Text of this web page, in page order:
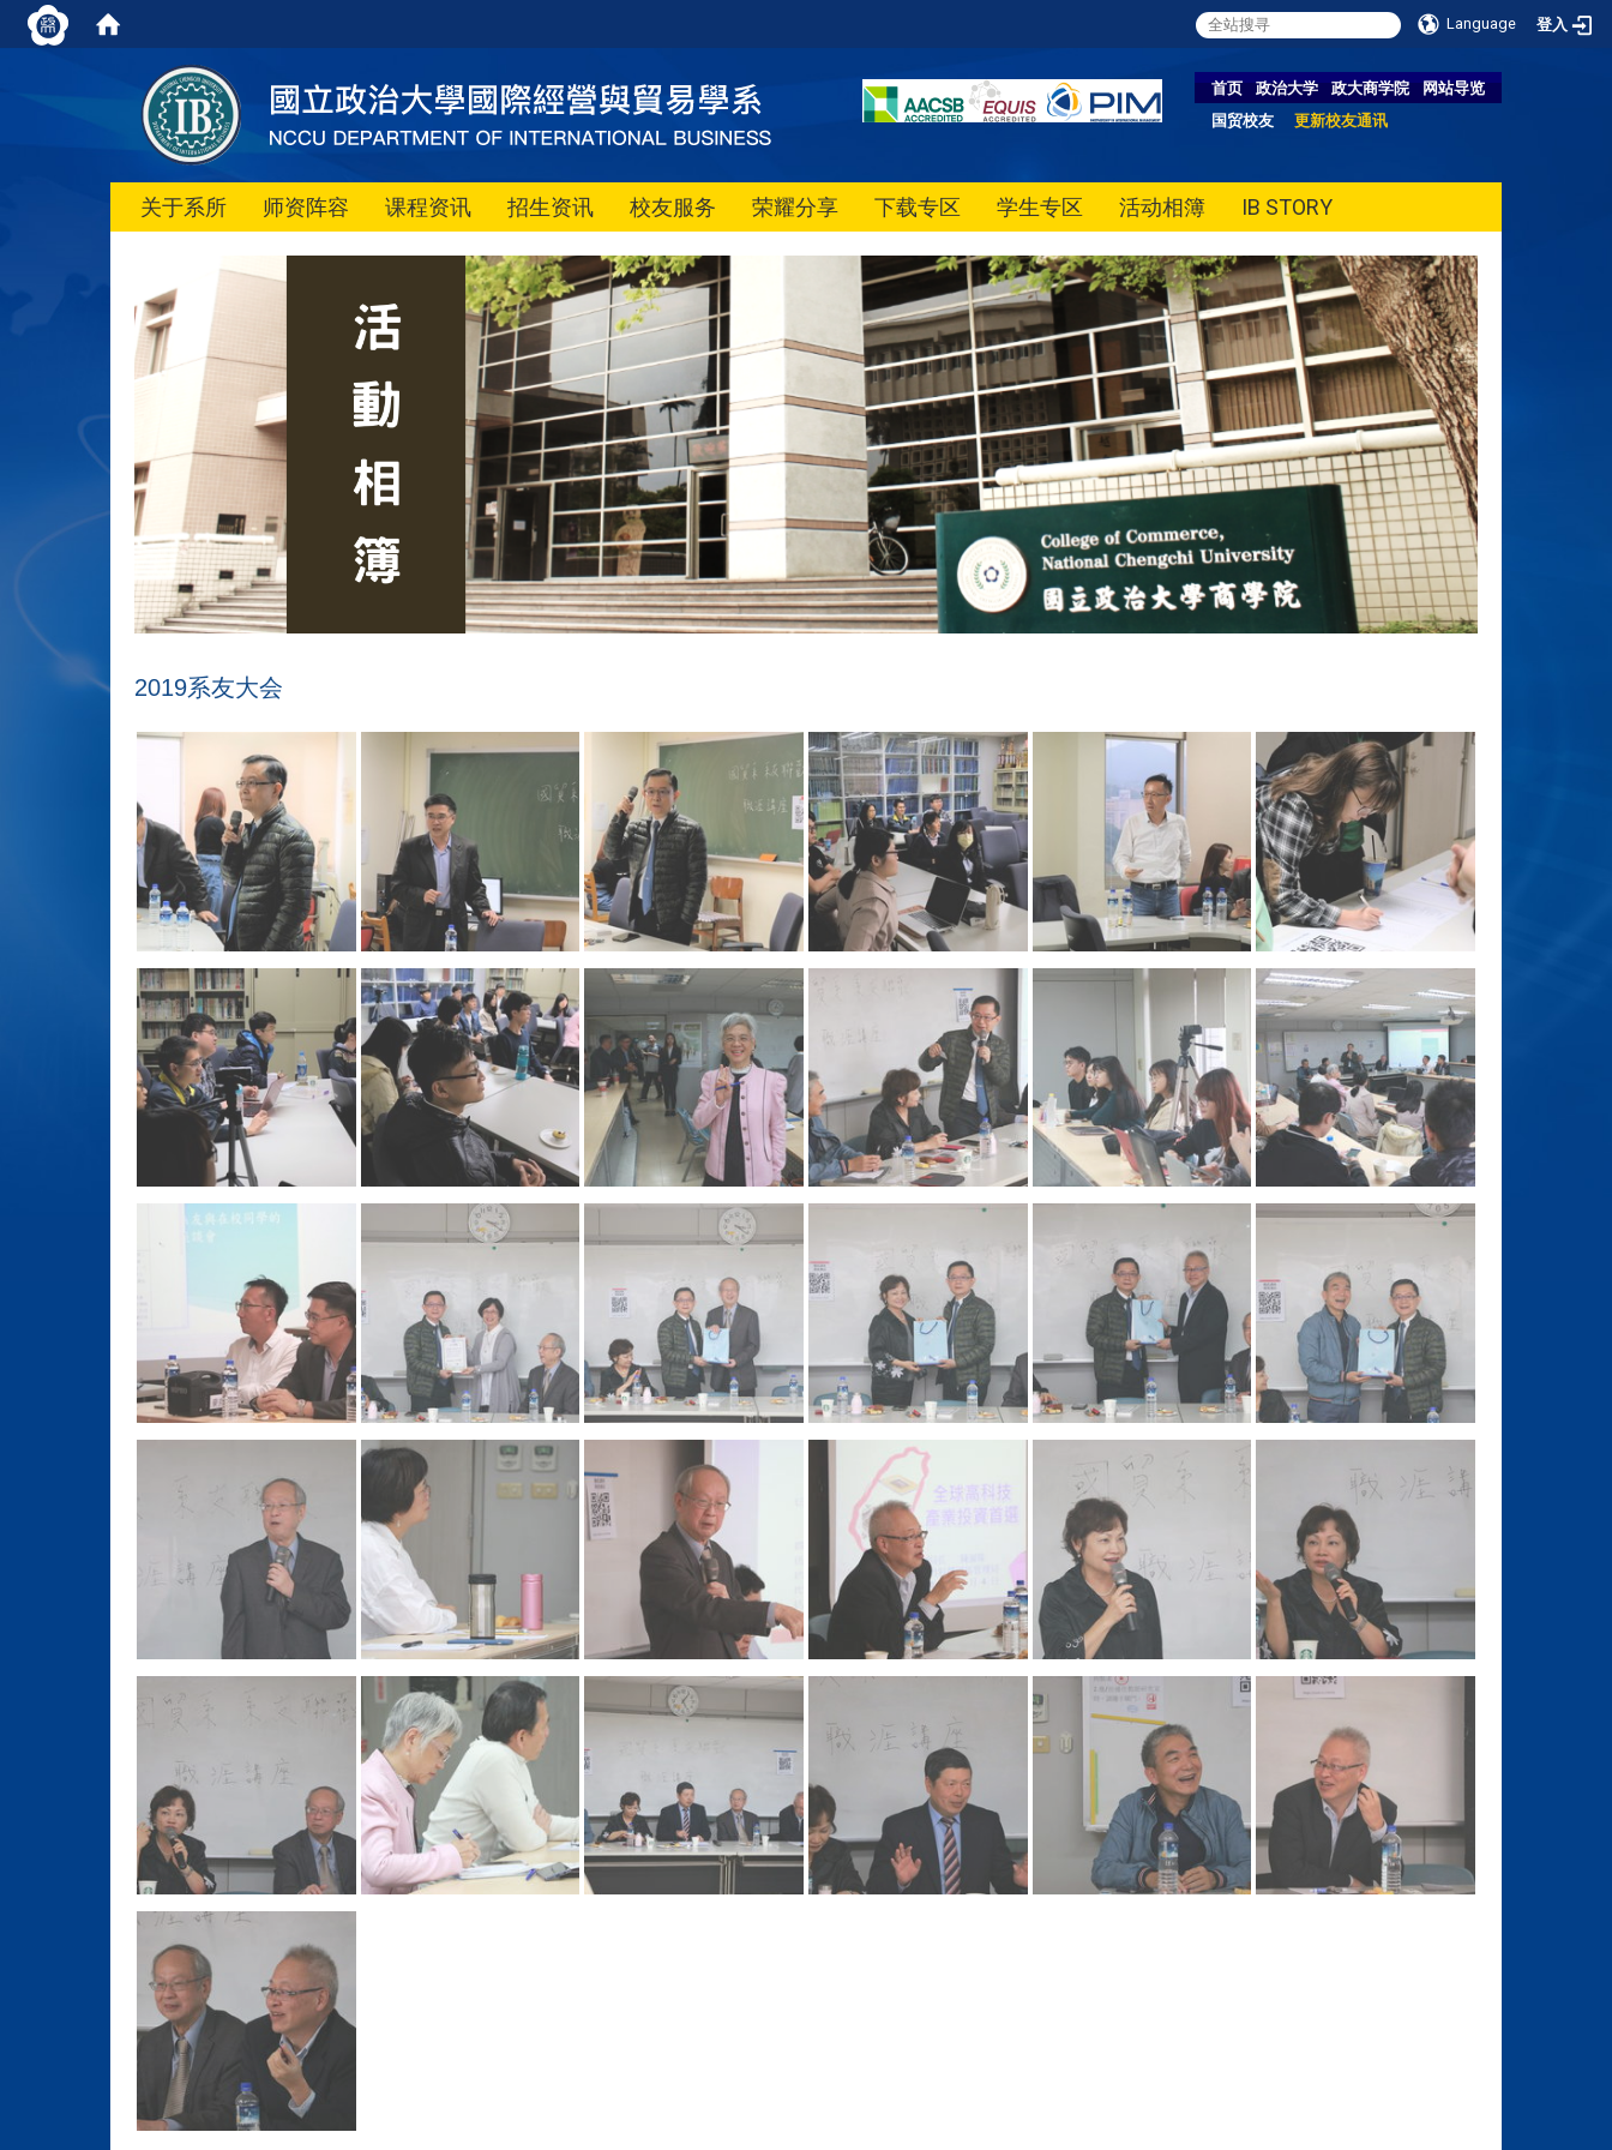
Language 登入
首页 政治大学 政大商学院
网站导览
国贸校友
更新校友通讯
关于系所 师资阵容 课程资讯 招生资讯 校友服务 荣耀分享 下载专区 学生专区 活动相簿 IB STORY
2019系友大会